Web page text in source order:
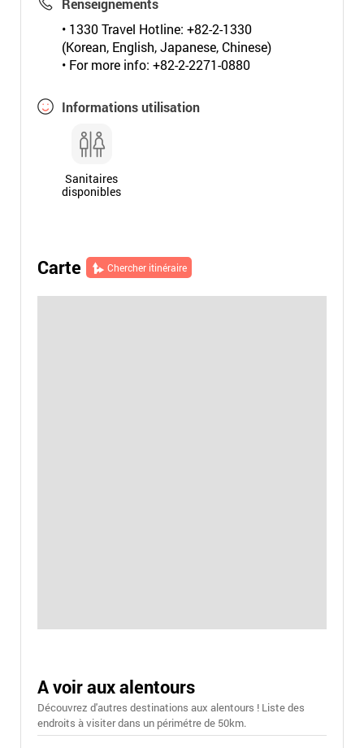
Renseignements
• 1330 Travel Hotline: +82-2-1330
(Korean, English, Japanese, Chinese)
• For more info: +82-2-2271-0880
Informations utilisation
Sanitaires
disponibles
Carte Chercher itinéraire
A voir aux alentours
Découvrez d'autres destinations aux alentours ! Liste des
endroits à visiter dans un périmétre de 50km.